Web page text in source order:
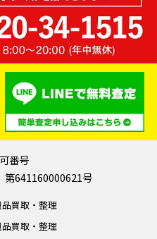
番号
641160000621号
買取・整理
買取・整理